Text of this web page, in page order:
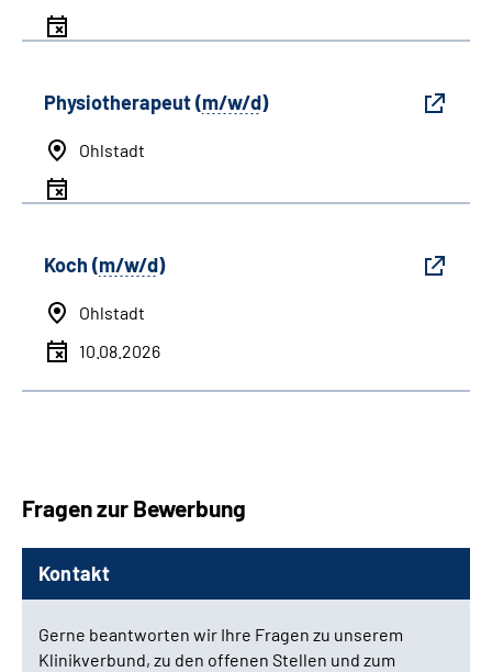
Physiotherapeut (m/w/d)
Ohlstadt
Koch (m/w/d)
Ohlstadt
10.08.2026
Fragen zur Bewerbung
Kontakt
Gerne beantworten wir Ihre Fragen zu unserem
Klinikverbund, zu den offenen Stellen und zum